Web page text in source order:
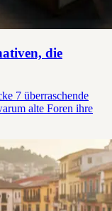
die
7 überraschende
alte Foren ihre